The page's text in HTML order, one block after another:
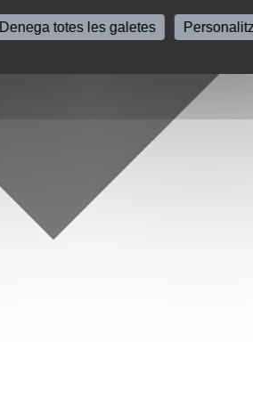
Denega totes les galetes